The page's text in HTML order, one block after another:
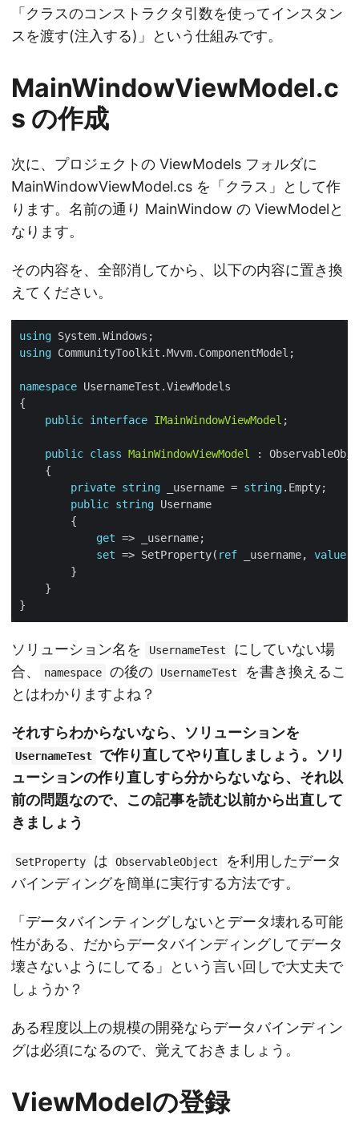
「クラスのコンストラクタ引数を使ってインスタン
スを渡す(注入する)」という仕組みです。
MainWindowViewModel.c
s の作成
次に、プロジェクトの ViewModels フォルダに
MainWindowViewModel.cs を「クラス」として作
ります。名前の通り MainWindow の ViewModelと
なります。
その内容を、全部消してから、以下の内容に置き換
えてください。
using
using
namespace
public interface IMainWindowViewModel
public class MainWindowViewModel
private string _username = string
public string
get
set => SetProperty( ref _username, value
ソリューション名を UsernameTest
にしていない場
合、
namespace の後の UsernameTest
を書き換えるこ
とはわかりますよね？
それすらわからないなら、ソリューションを
UsernameTest
で作り直してやり直しましょう。ソリ
ューションの作り直しすら分からないなら、それ以
前の問題なので、この記事を読む以前から出直して
きましょう
SetProperty は ObservableObject
を利用したデータ
バインディングを簡単に実行する方法です。
「データバインティングしないとデータ壊れる可能
性がある、だからデータバインディングしてデータ
壊さないようにしてる」という言い回しで大丈夫で
しょうか？
ある程度以上の規模の開発ならデータバインディン
グは必須になるので、覚えておきましょう。
ViewModelの登録